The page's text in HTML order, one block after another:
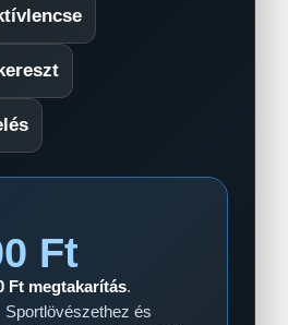
Ft
Ft megtakarítás.
Sportlövészethez és